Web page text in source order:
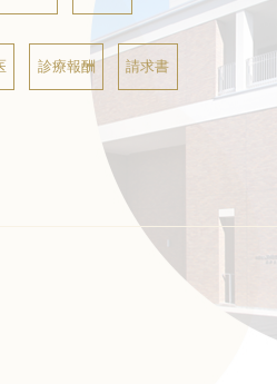
診療報酬 請求書